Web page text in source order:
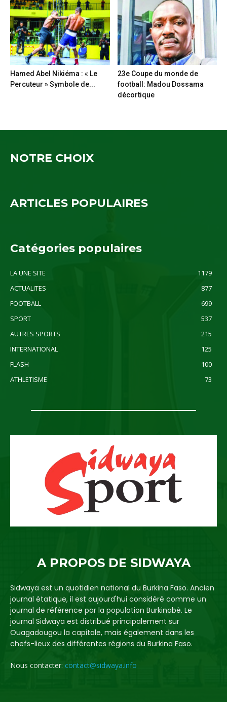
Hamed Abel Nikiéma : « Le
Percuteur » Symbole de...
23e Coupe du monde de
football: Madou Dossama
décortique
NOTRE CHOIX
ARTICLES POPULAIRES
Catégories populaires
LA UNE SITE
1179
ACTUALITES
877
FOOTBALL
699
SPORT
537
AUTRES SPORTS
215
INTERNATIONAL
125
FLASH
100
ATHLETISME
73
A PROPOS DE SIDWAYA
Sidwaya est un quotidien national du Burkina Faso. Ancien
journal étatique, il est aujourd'hui considéré comme un
journal de référence par la population Burkinabè. Le
journal Sidwaya est distribué principalement sur
Ouagadougou la capitale, mais également dans les
chefs-lieux des différentes régions du Burkina Faso.
Nous contacter: contact@sidwaya.info